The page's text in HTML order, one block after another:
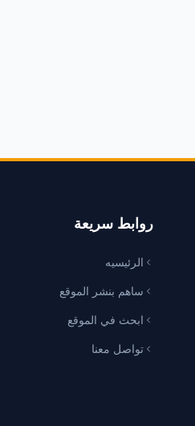
روابط سريعة
الرئيسيه
ساهم بنشر الموقع
ابحث في الموقع
تواصل معنا